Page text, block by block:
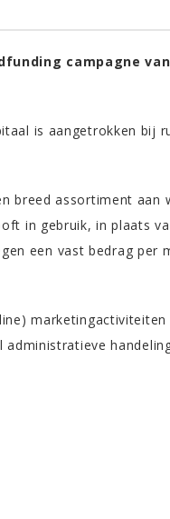
campagne
is aangetrokken bij
breed assortiment aan
in gebruik, in plaats
een vast bedrag per